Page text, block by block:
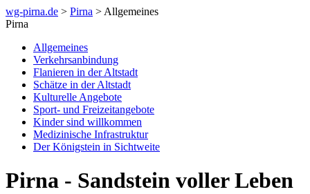
wg-pirna.de > Pirna > Allgemeines
Pirna
Allgemeines
Verkehrsanbindung
Flanieren in der Altstadt
Schätze in der Altstadt
Kulturelle Angebote
Sport- und Freizeitangebote
Kinder sind willkommen
Medizinische Infrastruktur
Der Königstein in Sichtweite
Pirna - Sandstein voller Leben